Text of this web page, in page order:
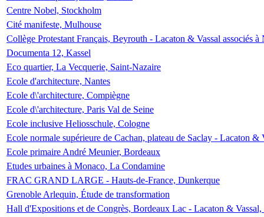
Centre Nobel, Stockholm
Cité manifeste, Mulhouse
Collège Protestant Français, Beyrouth - Lacaton & Vassal associés
Documenta 12, Kassel
Eco quartier, La Vecquerie, Saint-Nazaire
Ecole d'architecture, Nantes
Ecole d\'architecture, Compiègne
Ecole d\'architecture, Paris Val de Seine
Ecole inclusive Heliosschule, Cologne
Ecole normale supérieure de Cachan, plateau de Saclay - Lacaton &
Ecole primaire André Meunier, Bordeaux
Etudes urbaines à Monaco, La Condamine
FRAC GRAND LARGE - Hauts-de-France, Dunkerque
Grenoble Arlequin, Étude de transformation
Hall d'Expositions et de Congrès, Bordeaux Lac - Lacaton &